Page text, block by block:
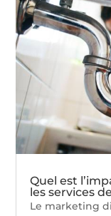
Quel est
les services
Le marketing